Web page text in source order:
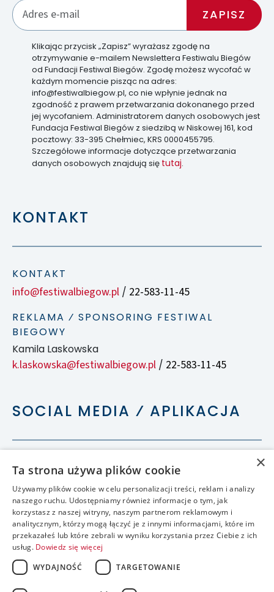
Klikając przycisk „Zapisz” wyrażasz zgodę na
otrzymywanie e-mailem Newslettera Festiwalu Biegów
od Fundacji Festiwal Biegów. Zgodę możesz wycofać w
każdym momencie pisząc na adres:
info@festiwalbiegow.pl, co nie wpłynie jednak na
zgodność z prawem przetwarzania dokonanego przed
jej wycofaniem. Administratorem danych osobowych jest
Fundacja Festiwal Biegów z siedzibą w Niskowej 161, kod
pocztowy: 33-395 Chełmiec, KRS 0000455795.
Szczegółowe informacje dotyczące przetwarzania
danych osobowych znajdują się tutaj.
KONTAKT
KONTAKT
info@festiwalbiegow.pl / 22-583-11-45
REKLAMA ⁄ SPONSORING FESTIWAL
BIEGOWY
Kamila Laskowska
k.laskowska@festiwalbiegow.pl / 22-583-11-45
SOCIAL MEDIA ⁄ APLIKACJA
×
Ta strona używa plików cookie
Używamy plików cookie w celu personalizacji treści, reklam i analizy
naszego ruchu. Udostępniamy również informacje o tym, jak
korzystasz z naszej witryny, naszym partnerom reklamowym i
analitycznym, którzy mogą łączyć je z innymi informacjami, które im
przekazałeś lub które zebrali w wyniku korzystania przez Ciebie z ich
usług. Dowiedz się więcej
WYDAJNOŚĆ
TARGETOWANIE